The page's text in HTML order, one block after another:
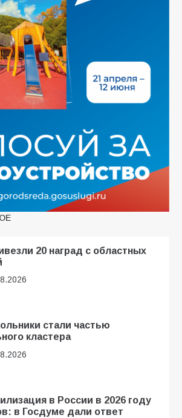
20 наград с областных
стали частью
кластера
в России в 2026 году
в Госдуме дали ответ